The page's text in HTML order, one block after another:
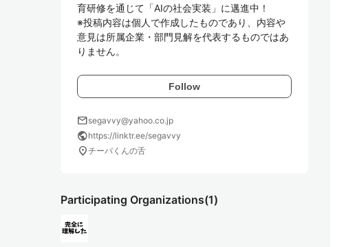
育研修を通じて「AIの社会実装」に邁進中！
※投稿内容は個人で作成したものであり、内容や
意見は所属企業・部門見解を代表するものではあ
りません。
Follow
mailsegavvy@yahoo.co.jp
publichttps://linktr.ee/segavvy
location_onチーバくんの舌
Participating Organizations(1)